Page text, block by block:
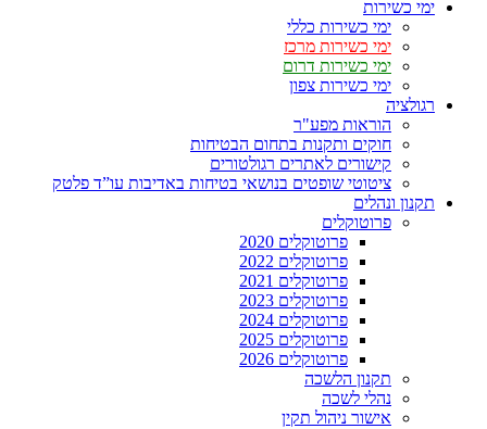
ימי כשירות
ימי כשירות כללי
ימי כשירות מרכז
ימי כשירות דרום
ימי כשירות צפון
רגולציה
הוראות מפע"ר
חוקים ותקנות בתחום הבטיחות
קישורים לאתרים רגולטורים
ציטוטי שופטים בנושאי בטיחות באדיבות עו”ד פלטק
תקנון ונהלים
פרוטוקלים
פרוטוקלים 2020
פרוטוקלים 2022
פרוטוקלים 2021
פרוטוקלים 2023
פרוטוקלים 2024
פרוטוקלים 2025
פרוטוקלים 2026
תקנון הלשכה
נהלי לשכה
אישור ניהול תקין